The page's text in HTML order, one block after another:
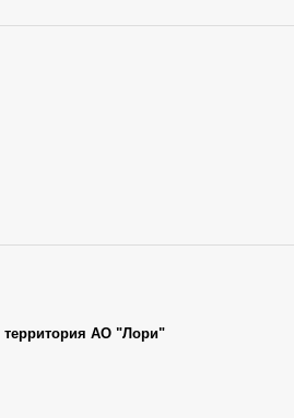
территория АО "Лори"